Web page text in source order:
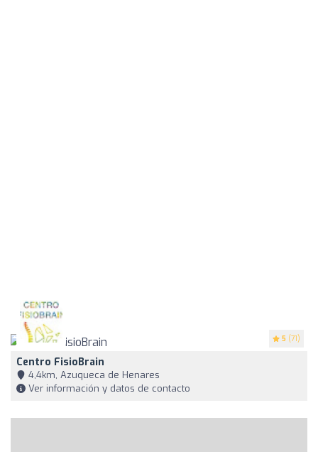
5 (71)
Centro FisioBrain
4,4km, Azuqueca de Henares
Ver información y datos de contacto